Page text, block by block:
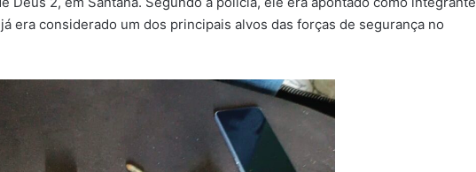
era considerado um dos principais alvos das forças de segurança no